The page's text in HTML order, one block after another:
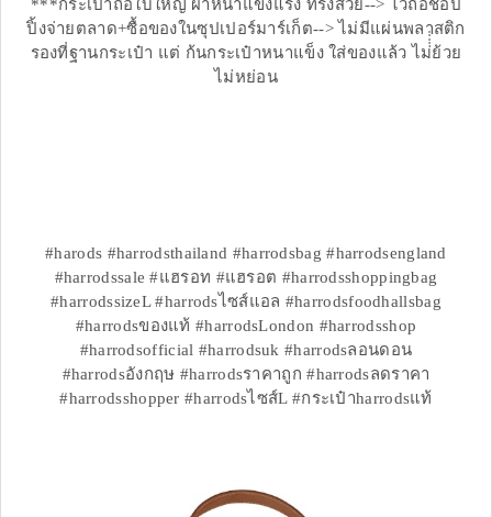
***กระเป๋าถือใบใหญ่ ผ้าหนาแข็งแรง ทรงสวย--> ไว้ถือช้อป
ปิ้งจ่ายตลาด+ซื้อของในซุปเปอร์มาร์เก็ต--> ไม่มีแผ่นพลาสติก
รองที่ฐานกระเป๋า แต่ ก้นกระเป๋าหนาแข็ง ใส่ของแล้ว ไม่่่่่ย้วย
ไม่หย่อน
#harods #harrodsthailand #harrodsbag #harrodsengland
#harrodssale #แฮรอท #แฮรอต #harrodsshoppingbag
#harrodssizeL #harrodsไซส์แอล #harrodsfoodhallsbag
#harrodsของแท้ #harrodsLondon #harrodsshop
#harrodsofficial #harrodsuk #harrodsลอนดอน
#harrodsอังกฤษ #harrodsราคาถูก #harrodsลดราคา
#harrodsshopper #harrodsไซส์L #กระเป๋าharrodsแท้